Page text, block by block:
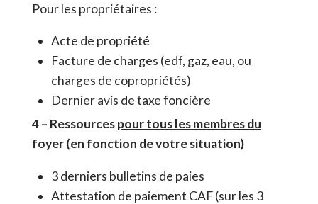
Pour les propriétaires :
Acte de propriété
Facture de charges (edf, gaz, eau, ou
charges de copropriétés)
Dernier avis de taxe foncière
4 – Ressourcespour tous les membres du
foyer(en fonction de votre situation)
3 derniers bulletins de paies
Attestation de paiement CAF (sur les 3